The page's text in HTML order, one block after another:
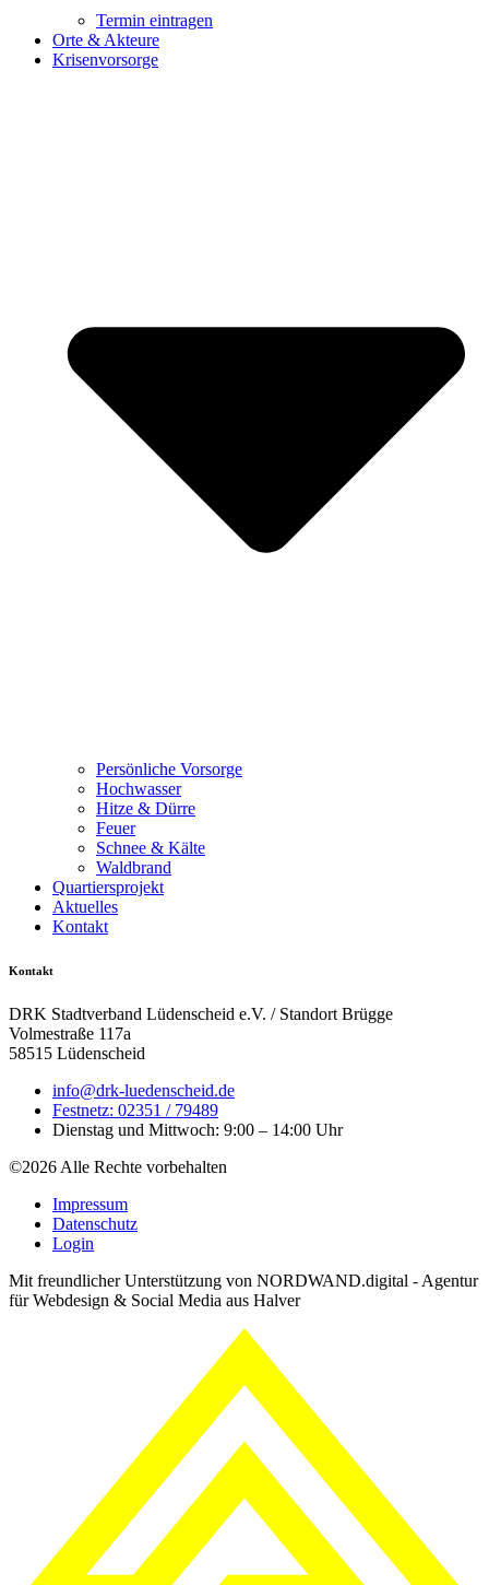
Termin eintragen
Orte & Akteure
Krisenvorsorge
Persönliche Vorsorge
Hochwasser
Hitze & Dürre
Feuer
Schnee & Kälte
Waldbrand
Quartiersprojekt
Aktuelles
Kontakt
Kontakt
DRK Stadtverband Lüdenscheid e.V. / Standort Brügge
Volmestraße 117a
58515 Lüdenscheid
info@drk-luedenscheid.de
Festnetz: 02351 / 79489
Dienstag und Mittwoch: 9:00 – 14:00 Uhr
©2026 Alle Rechte vorbehalten
Impressum
Datenschutz
Login
Mit freundlicher Unterstützung von NORDWAND.digital - Agentur
für Webdesign & Social Media aus Halver